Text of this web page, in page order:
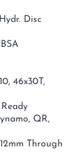
Disc
46x30T,
QR,
Through